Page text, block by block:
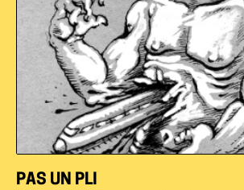
PAS UN PLI